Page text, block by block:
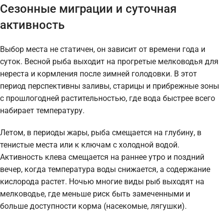
Сезонные миграции и суточная
активность
Выбор места не статичен, он зависит от времени года и
суток. Весной рыба выходит на прогретые мелководья для
нереста и кормления после зимней голодовки. В этот
период перспективны заливы, старицы и прибрежные зоны
с прошлогодней растительностью, где вода быстрее всего
набирает температуру.
Летом, в периоды жары, рыба смещается на глубину, в
тенистые места или к ключам с холодной водой.
Активность клева смещается на раннее утро и поздний
вечер, когда температура воды снижается, а содержание
кислорода растет. Ночью многие виды рыб выходят на
мелководье, где меньше риск быть замеченными и
больше доступности корма (насекомые, лягушки).